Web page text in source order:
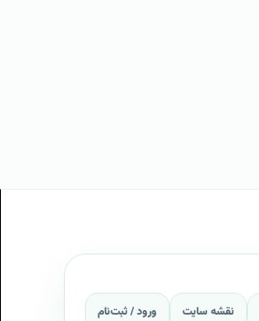
نقشه سایت ورود / ثبت‌نام